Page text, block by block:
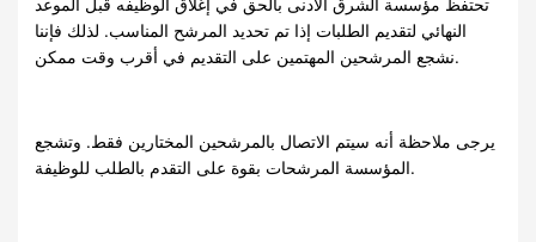
تحتفظ مؤسسة الشرق الأدنى بالحق في إغلاق الوظيفه قبل الموعد
النهائي لتقديم الطلبات إذا تم تحديد المرشح المناسب. لذلك فإننا
نشجع المرشحين المهتمين على التقديم في أقرب وقت ممكن.
يرجى ملاحظة أنه سيتم الاتصال بالمرشحين المختارين فقط. وتشجع
المؤسسة المرشحات بقوة على التقدم بالطلب للوظيفة.